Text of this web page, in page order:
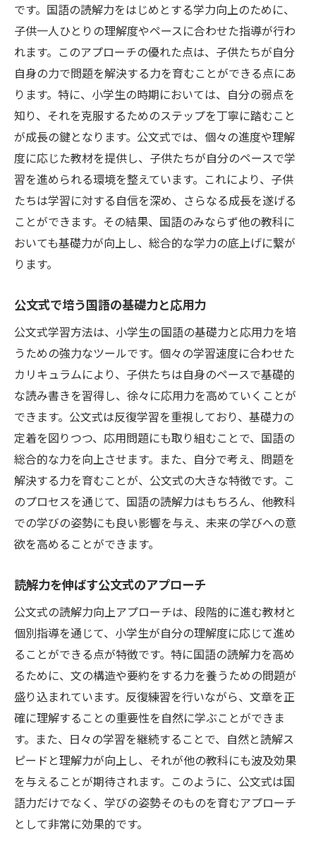
です。国語の読解力をはじめとする学力向上のために、
子供一人ひとりの理解度やペースに合わせた指導が行わ
れます。このアプローチの優れた点は、子供たちが自分
自身の力で問題を解決する力を育むことができる点にあ
ります。特に、小学生の時期においては、自分の弱点を
知り、それを克服するためのステップを丁寧に踏むこと
が成長の鍵となります。公文式では、個々の進度や理解
度に応じた教材を提供し、子供たちが自分のペースで学
習を進められる環境を整えています。これにより、子供
たちは学習に対する自信を深め、さらなる成長を遂げる
ことができます。その結果、国語のみならず他の教科に
おいても基礎力が向上し、総合的な学力の底上げに繋が
ります。
公文式で培う国語の基礎力と応用力
公文式学習方法は、小学生の国語の基礎力と応用力を培
うための強力なツールです。個々の学習速度に合わせた
カリキュラムにより、子供たちは自身のペースで基礎的
な読み書きを習得し、徐々に応用力を高めていくことが
できます。公文式は反復学習を重視しており、基礎力の
定着を図りつつ、応用問題にも取り組むことで、国語の
総合的な力を向上させます。また、自分で考え、問題を
解決する力を育むことが、公文式の大きな特徴です。こ
のプロセスを通じて、国語の読解力はもちろん、他教科
での学びの姿勢にも良い影響を与え、未来の学びへの意
欲を高めることができます。
読解力を伸ばす公文式のアプローチ
公文式の読解力向上アプローチは、段階的に進む教材と
個別指導を通じて、小学生が自分の理解度に応じて進め
ることができる点が特徴です。特に国語の読解力を高め
るために、文の構造や要約をする力を養うための問題が
盛り込まれています。反復練習を行いながら、文章を正
確に理解することの重要性を自然に学ぶことができま
す。また、日々の学習を継続することで、自然と読解ス
ピードと理解力が向上し、それが他の教科にも波及効果
を与えることが期待されます。このように、公文式は国
語力だけでなく、学びの姿勢そのものを育むアプローチ
として非常に効果的です。